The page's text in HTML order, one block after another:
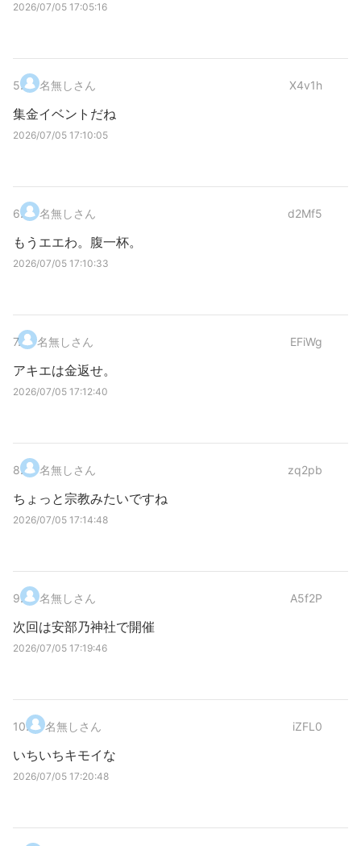
2026/07/05 17:05:16
5. 名無しさん X4v1h
集金イベントだね
2026/07/05 17:10:05
6. 名無しさん d2Mf5
もうエエわ。腹一杯。
2026/07/05 17:10:33
7. 名無しさん EFiWg
アキエは金返せ。
2026/07/05 17:12:40
8. 名無しさん zq2pb
ちょっと宗教みたいですね
2026/07/05 17:14:48
9. 名無しさん A5f2P
次回は安部乃神社で開催
2026/07/05 17:19:46
10. 名無しさん iZFL0
いちいちキモイな
2026/07/05 17:20:48